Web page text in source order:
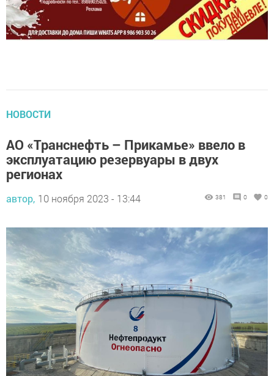
эксплуатацию резервуары в двух
регионах
автор,